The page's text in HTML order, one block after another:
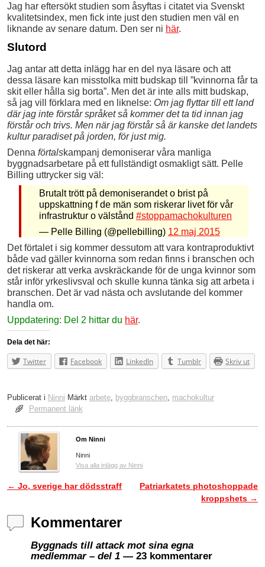
Jag har eftersökt studien som åsyftas i citatet via Svenskt
kvalitetsindex, men fick inte just den studien men väl en
liknande av senare datum. Den ser ni här.
Slutord
Jag antar att detta inlägg har en del nya läsare och att
dessa läsare kan misstolka mitt budskap till ”kvinnorna får ta
skit eller hålla sig borta”. Men det är inte alls mitt budskap,
så jag vill förklara med en liknelse: Om jag flyttar till ett land
där jag inte förstår språket så kommer det ta tid innan jag
förstår och trivs. Men när jag förstår så är kanske det landets
kultur paradiset på jorden, för just mig.
Denna förtalskampanj demoniserar våra manliga
byggnadsarbetare på ett fullständigt osmakligt sätt. Pelle
Billing uttrycker sig väl:
Brutalt trött på demoniserandet o brist på
uppskattning f de män som riskerar livet för vår
infrastruktur o välstånd #stoppamachokulturen
— Pelle Billing (@pellebilling) 12 maj 2015
Det förtalet i sig kommer dessutom att vara kontraproduktivt
både vad gäller kvinnorna som redan finns i branschen och
det riskerar att verka avskräckande för de unga kvinnor som
står inför yrkeslivsval och skulle kunna tänka sig att arbeta i
branschen. Det är vad nästa och avslutande del kommer
handla om.
Uppdatering: Del 2 hittar du här.
Dela det här:
Twitter Facebook LinkedIn Tumblr Skriv ut
Publicerat i Ninni Märkt arbete byggbranschen machokultur
Permanent länk
Om Ninni
Ninni
Visa alla inlägg av Ninni
Inläggsnavigering
← Jo, sverige har dödsstraff
Patriarkatets photoshoppade
kroppshets →
Kommentarer
Byggnads till attack mot sina egna
medlemmar – del 1 — 23 kommentarer